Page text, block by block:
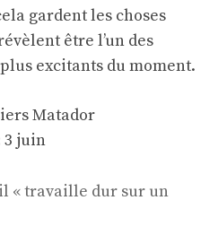
gardent les choses
être l’un des
excitants du moment.
Matador
3 juin
« travaille dur sur un